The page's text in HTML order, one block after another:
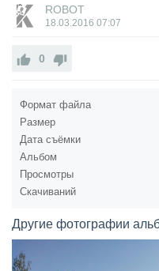
ROBOT
18.03.2016 07:07
0
Формат файла
Размер
Дата съёмки
Альбом
Просмотры
Скачиваний
Другие фотографии